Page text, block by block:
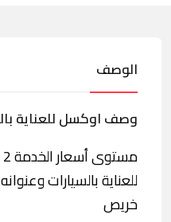
الوصف
وصف اوكسل للعناية
للعناية بالسيارات
خريص